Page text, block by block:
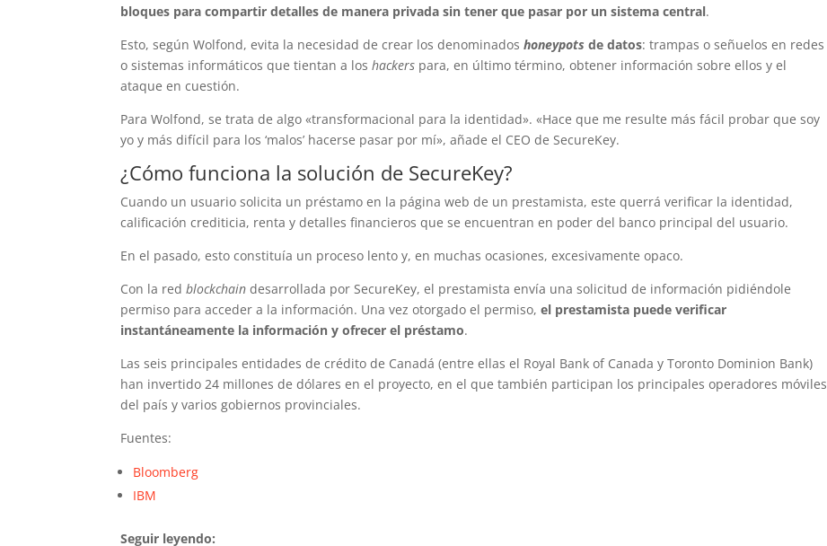
bloques para compartir detalles de manera privada sin tener que pasar por un sistema central.
Esto, según Wolfond, evita la necesidad de crear los denominados honeypots de datos: trampas o señuelos en redes
o sistemas informáticos que tientan a loshackers para, en último término, obtener información sobre ellos y el
ataque en cuestión.
Para Wolfond, se trata de algo «transformacional para la identidad». «Hace que me resulte más fácil probar que soy
yo y más difícil para los ‘malos’ hacerse pasar por mí», añade el CEO de SecureKey.
¿Cómo funciona la solución de SecureKey?
Cuando un usuario solicita un préstamo en la página web de un prestamista, este querrá verificar la identidad,
calificación crediticia, renta y detalles financieros que se encuentran en poder del banco principal del usuario.
En el pasado, esto constituía un proceso lento y, en muchas ocasiones, excesivamente opaco.
Con la redblockchain desarrollada por SecureKey, el prestamista envía una solicitud de información pidiéndole
permiso para acceder a la información. Una vez otorgado el permiso,el prestamista puede verificar
instantáneamente la información y ofrecer el préstamo.
Las seis principales entidades de crédito de Canadá (entre ellas el Royal Bank of Canada y Toronto Dominion Bank)
han invertido 24 millones de dólares en el proyecto, en el que también participan los principales operadores móviles
del país y varios gobiernos provinciales.
Fuentes:
Bloomberg
IBM
Seguir leyendo: